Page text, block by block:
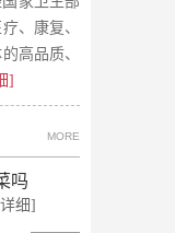
、康复、
高品质、
]
MORE
吗
细]